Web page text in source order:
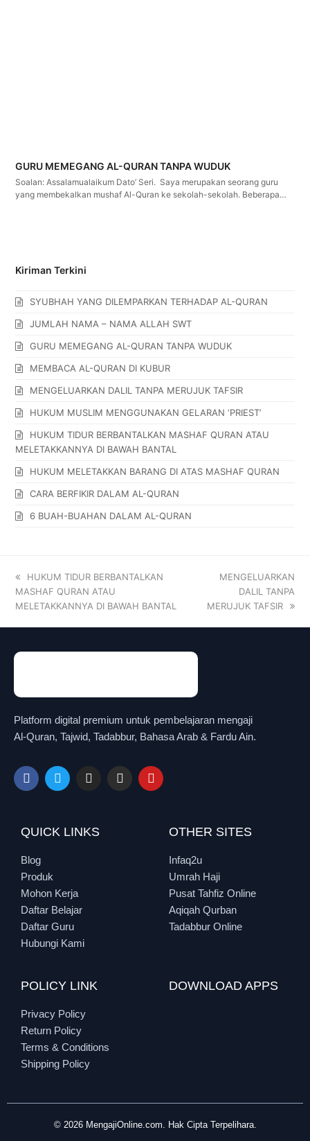
GURU MEMEGANG AL-QURAN TANPA WUDUK
Soalan: Assalamualaikum Dato’ Seri. Saya merupakan seorang guru
yang membekalkan mushaf Al-Quran ke sekolah-sekolah. Beberapa…
Kiriman Terkini
SYUBHAH YANG DILEMPARKAN TERHADAP AL-QURAN
JUMLAH NAMA – NAMA ALLAH SWT
GURU MEMEGANG AL-QURAN TANPA WUDUK
MEMBACA AL-QURAN DI KUBUR
MENGELUARKAN DALIL TANPA MERUJUK TAFSIR
HUKUM MUSLIM MENGGUNAKAN GELARAN ‘PRIEST’
HUKUM TIDUR BERBANTALKAN MASHAF QURAN ATAU
MELETAKKANNYA DI BAWAH BANTAL
HUKUM MELETAKKAN BARANG DI ATAS MASHAF QURAN
CARA BERFIKIR DALAM AL-QURAN
6 BUAH-BUAHAN DALAM AL-QURAN
HUKUM TIDUR BERBANTALKAN
MASHAF QURAN ATAU
MELETAKKANNYA DI BAWAH BANTAL
MENGELUARKAN
DALIL TANPA
MERUJUK TAFSIR
Platform digital premium untuk pembelajaran mengaji
Al-Quran, Tajwid, Tadabbur, Bahasa Arab & Fardu Ain.
QUICK LINKS
Blog
Produk
Mohon Kerja
Daftar Belajar
Daftar Guru
Hubungi Kami
OTHER SITES
Infaq2u
Umrah Haji
Pusat Tahfiz Online
Aqiqah Qurban
Tadabbur Online
POLICY LINK
Privacy Policy
Return Policy
Terms & Conditions
Shipping Policy
DOWNLOAD APPS
© 2026 MengajiOnline.com. Hak Cipta Terpelihara.